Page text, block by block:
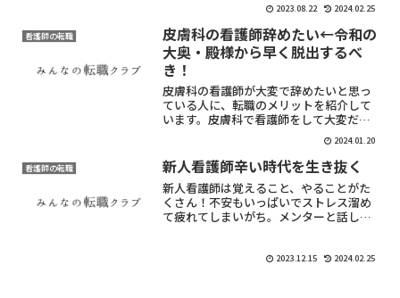
年収を大幅に上げるチャンスとなるの
か、その秘訣と転職のお勧めについても
探ります。年収アップを目指す看護師必
見の内容です
2023.08.22 2024.02.25
看護師の転職
皮膚科の看護師辞めたい←令和の
大奥・殿様から早く脱出するべ
き！
皮膚科の看護師が大変で辞めたいと思っ
ている人に、転職のメリットを紹介して
います。皮膚科で看護師をして大変だっ
たことや、辞められない理由を、転職と
いう新しい視点で見ることで今の悩みを
解決する手助けになるかもしれません。
ぜひ参考にしてみてください。
2024.01.20
看護師の転職 新人看護師辛い時代を生き抜く
新人看護師は覚えること、やることがた
くさん！不安もいっぱいでストレス溜め
て疲れてしまいがち。メンターと話して
2023.12.15 2024.02.25